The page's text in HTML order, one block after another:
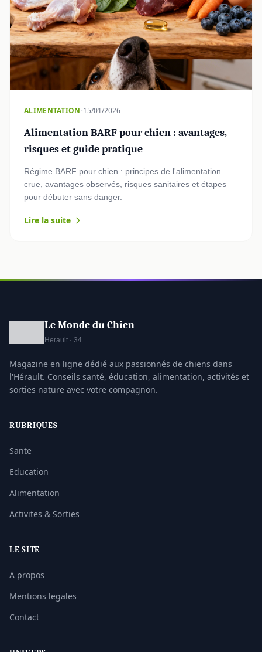
ALIMENTATION·15/01/2026
Alimentation BARF pour chien : avantages,
risques et guide pratique
Régime BARF pour chien : principes de l'alimentation
crue, avantages observés, risques sanitaires et étapes
pour débuter sans danger.
Lire la suite
Le Monde du Chien
Herault · 34
Magazine en ligne dédié aux passionnés de chiens dans
l'Hérault. Conseils santé, éducation, alimentation, activités et
sorties nature avec votre compagnon.
RUBRIQUES
Sante
Education
Alimentation
Activites & Sorties
LE SITE
A propos
Mentions legales
Contact